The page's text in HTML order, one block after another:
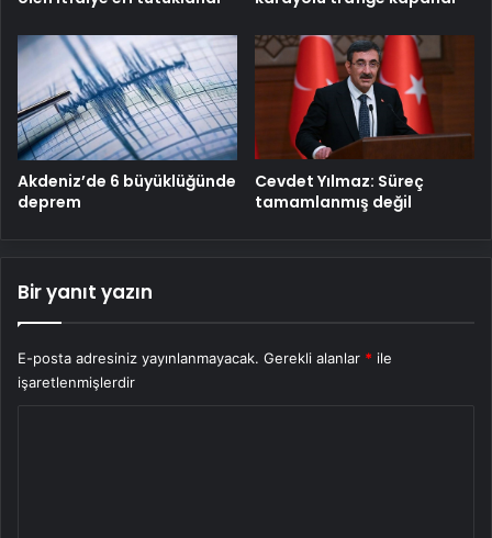
Akdeniz’de 6 büyüklüğünde
deprem
Cevdet Yılmaz: Süreç
tamamlanmış değil
Bir yanıt yazın
E-posta adresiniz yayınlanmayacak. Gerekli alanlar * ile
işaretlenmişlerdir